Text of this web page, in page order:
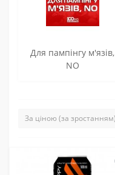
Для пампінгу м'язів,
NO